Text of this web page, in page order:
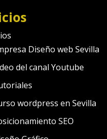
Diseño web Sevilla
del canal Youtube
wordpress en Sevilla
SEO